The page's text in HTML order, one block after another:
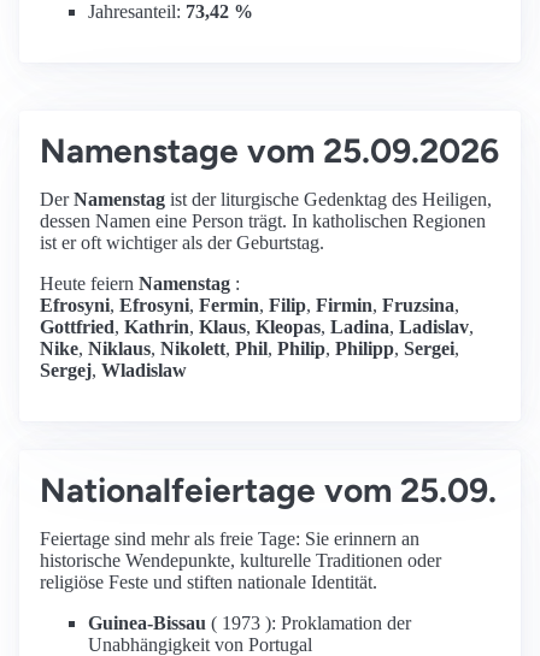
Jahresanteil: 73,42 %
Namenstage vom 25.09.2026
DerNamenstag ist der liturgische Gedenktag des Heiligen,
dessen Namen eine Person trägt. In katholischen Regionen
ist er oft wichtiger als der Geburtstag.
Heute feiern Namenstag :
Efrosyni, Efrosyni, Fermin, Filip, Firmin, Fruzsina,
Gottfried, Kathrin, Klaus, Kleopas, Ladina, Ladislav,
Nike, Niklaus, Nikolett, Phil, Philip, Philipp, Sergei,
Sergej, Wladislaw
Nationalfeiertage vom 25.09.
Feiertage sind mehr als freie Tage: Sie erinnern an
historische Wendepunkte, kulturelle Traditionen oder
religiöse Feste und stiften nationale Identität.
Guinea-Bissau ( 1973 ): Proklamation der
Unabhängigkeit von Portugal